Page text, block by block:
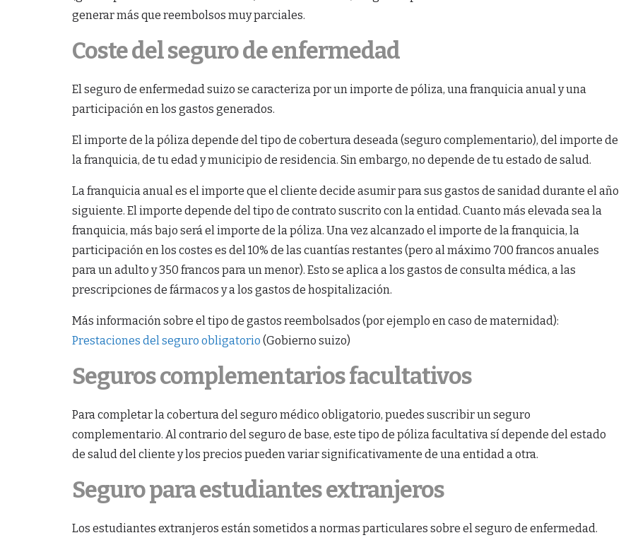
generar más que reembolsos muy parciales.
Coste del seguro de enfermedad
El seguro de enfermedad suizo se caracteriza por un importe de póliza, una franquicia anual y una
participación en los gastos generados.
El importe de la póliza depende del tipo de cobertura deseada (seguro complementario), del importe de
la franquicia, de tu edad y municipio de residencia. Sin embargo, no depende de tu estado de salud.
La franquicia anual es el importe que el cliente decide asumir para sus gastos de sanidad durante el año
siguiente. El importe depende del tipo de contrato suscrito con la entidad. Cuanto más elevada sea la
franquicia, más bajo será el importe de la póliza. Una vez alcanzado el importe de la franquicia, la
participación en los costes es del 10% de las cuantías restantes (pero al máximo 700 francos anuales
para un adulto y 350 francos para un menor). Esto se aplica a los gastos de consulta médica, a las
prescripciones de fármacos y a los gastos de hospitalización.
Más información sobre el tipo de gastos reembolsados (por ejemplo en caso de maternidad):
Prestaciones del seguro obligatorio (Gobierno suizo)
Seguros complementarios facultativos
Para completar la cobertura del seguro médico obligatorio, puedes suscribir un seguro
complementario. Al contrario del seguro de base, este tipo de póliza facultativa sí depende del estado
de salud del cliente y los precios pueden variar significativamente de una entidad a otra.
Seguro para estudiantes extranjeros
Los estudiantes extranjeros están sometidos a normas particulares sobre el seguro de enfermedad.